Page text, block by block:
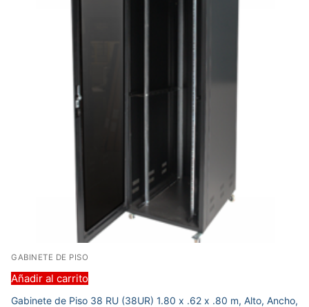
GABINETE DE PISO
Añadir al carrito
Gabinete de Piso 38 RU (38UR) 1.80 x .62 x .80 m, Alto, Ancho,